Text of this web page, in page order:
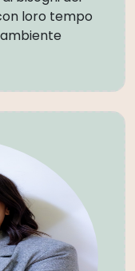
loro tempo